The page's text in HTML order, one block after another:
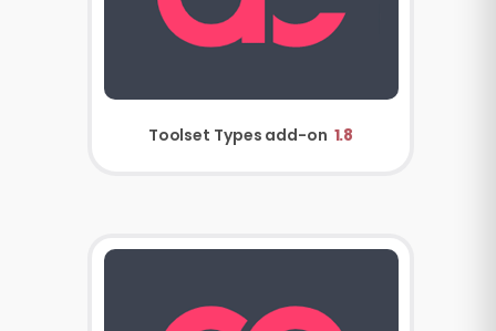
Toolset Types add-on 1.8